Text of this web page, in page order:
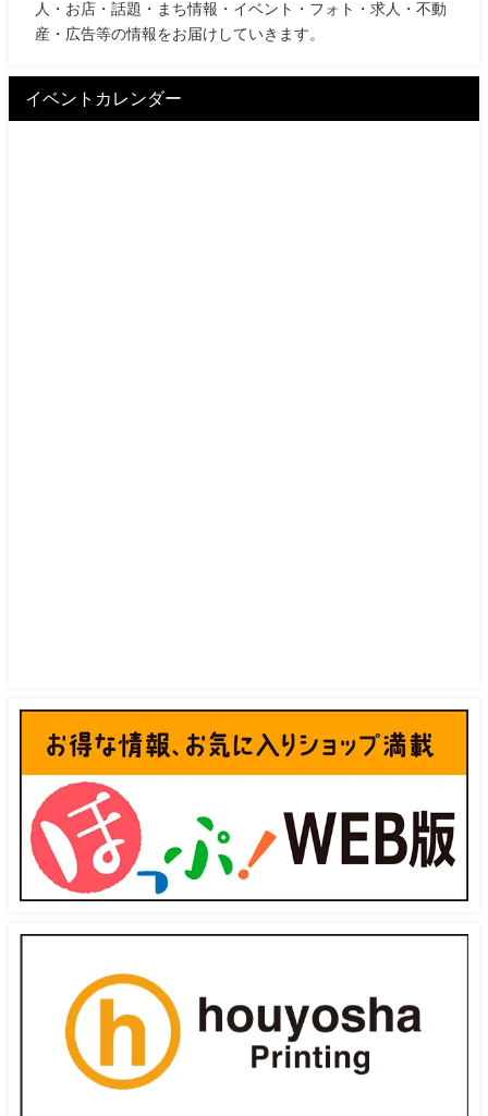
人・お店・話題・まち情報・イベント・フォト・求人・不動
産・広告等の情報をお届けしていきます。
イベントカレンダー